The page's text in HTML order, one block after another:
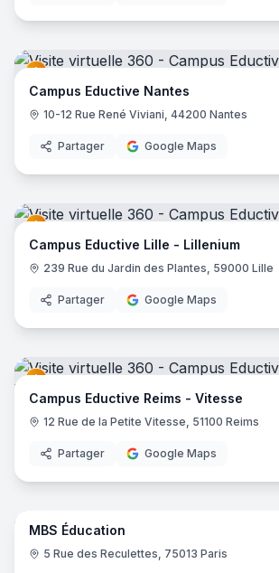
Campus Eductive Nantes
10-12 Rue René Viviani, 44200 Nantes
Partager Google Maps
Campus Eductive Lille - Lillenium
239 Rue du Jardin des Plantes, 59000 Lille
Partager Google Maps
Campus Eductive Reims - Vitesse
12 Rue de la Petite Vitesse, 51100 Reims
Partager Google Maps
MBS Éducation
5 Rue des Reculettes, 75013 Paris